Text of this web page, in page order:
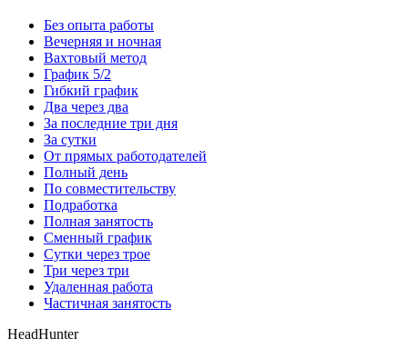
Без опыта работы
Вечерняя и ночная
Вахтовый метод
График 5/2
Гибкий график
Два через два
За последние три дня
За сутки
От прямых работодателей
Полный день
По совместительству
Подработка
Полная занятость
Сменный график
Сутки через трое
Три через три
Удаленная работа
Частичная занятость
HeadHunter